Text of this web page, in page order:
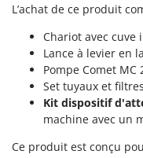
L
Lames à neige
Lames
Lave-vitres
Lieuses
M
Machines à pâtes
Enotecnica Pillan
Eschenfelder
EuroMech
Eurosystems
FAC
Fama Industrie
L’achat de ce produit
Chariot avec cuve
Lance à levier en
Pompe Comet MC
Set tuyaux et filtres
Kit dispositif
machine avec un
Ce produit est conçu